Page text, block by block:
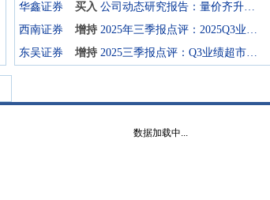
华鑫证券 买入 公司动态研究报告：量价齐升业绩向好，格局重塑龙头启航
西南证券 增持 2025年三季报点评：2025Q3业绩超预期，公司迎来拐点
东吴证券 增持 2025三季报点评：Q3业绩超市场预期，积极布局新兴加工领域